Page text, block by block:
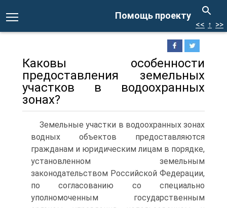
Помощь проекту
<< ↑ >>
Каковы особенности
предоставления земельных
участков в водоохранных
зонах?
Земельные участки в водоохранных зонах
водных объектов предо­ставляются
гражданам и юридическим лицам в порядке,
установленном земельным
законодательством Российской Федерации,
по согласованию со специально
уполномоченным государственным